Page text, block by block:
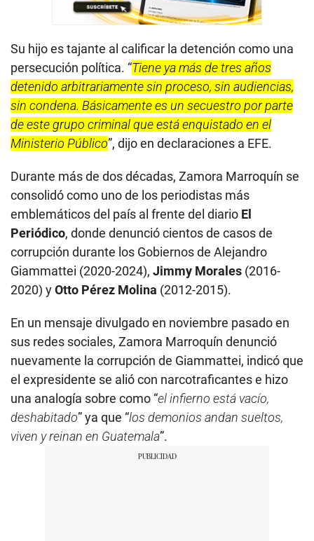
Su hijo es tajante al calificar la detención como una
persecución política. “Tiene ya más de tres años
detenido arbitrariamente sin proceso, sin audiencias,
sin condena. Básicamente es un secuestro por parte
de este grupo criminal que está enquistado en el
Ministerio Público”, dijo en declaraciones a EFE.
Durante más de dos décadas, Zamora Marroquín se
consolidó como uno de los periodistas más
emblemáticos del país al frente del diario El
Periódico, donde denunció cientos de casos de
corrupción durante los Gobiernos de Alejandro
Giammattei (2020-2024), Jimmy Morales (2016-
2020) yOtto Pérez Molina (2012-2015).
En un mensaje divulgado en noviembre pasado en
sus redes sociales, Zamora Marroquín denunció
nuevamente la corrupción de Giammattei, indicó que
el expresidente se alió con narcotraficantes e hizo
una analogía sobre como “el infierno está vacío,
deshabitado” ya que “los demonios andan sueltos,
viven y reinan en Guatemala”.